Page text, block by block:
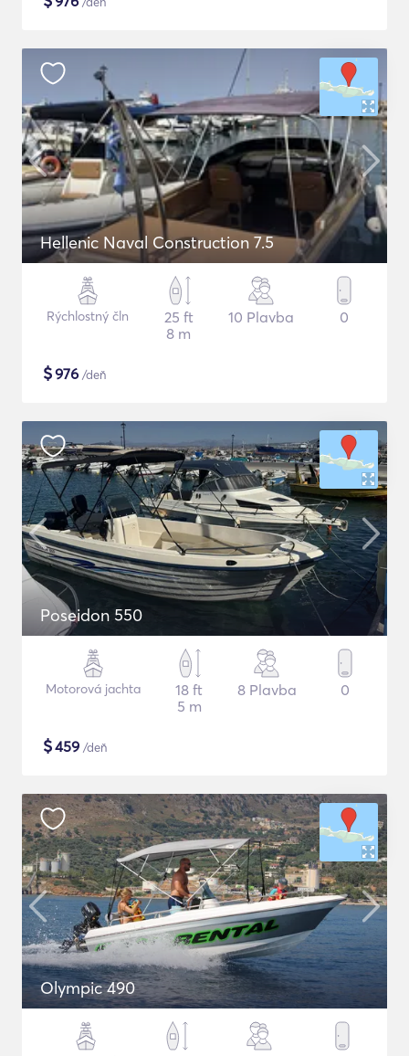
Hellenic Naval Construction 7.5
Rýchlostný čln
25 ft
8 m
10 Plavba 0
$976 /deň
Poseidon 550
Motorová jachta
18 ft
5 m
8 Plavba 0
$459 /deň
Olympic 490